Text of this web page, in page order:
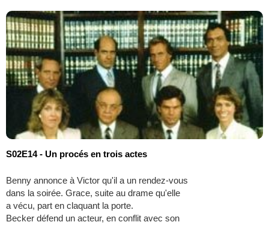
S02E14 - Un procés en trois actes
Benny annonce à Victor qu'il a un rendez-vous
dans la soirée. Grace, suite au drame qu'elle
a vécu, part en claquant la porte.
Becker défend un acteur, en conflit avec son